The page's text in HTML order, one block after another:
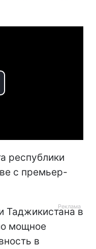
республики
с премьер-
Таджикистана в
мощное
в